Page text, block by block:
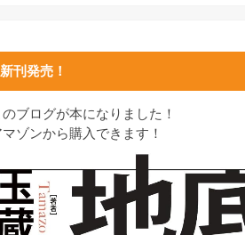
新刊発売！
のブログが本になりました！
ゾンから購入できます！